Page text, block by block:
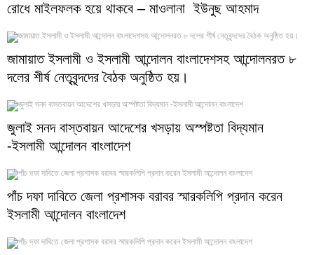
রোধে মাইলফলক হয়ে থাকবে – মাওলানা ইউনুছ আহমাদ
জামায়াত ইসলামী ও ইসলামী আন্দোলন বাংলাদেশসহ আন্দোলনরত ৮
দলের শীর্ষ নেতৃবৃন্দদের বৈঠক অনুষ্ঠিত হয়।
জুলাই সনদ বাস্তবায়ন আদেশের খসড়ায় অস্পষ্টতা বিদ্যমান
-ইসলামী আন্দোলন বাংলাদেশ
পাঁচ দফা দাবিতে জেলা প্রশাসক বরাবর স্মারকলিপি প্রদান করেন
ইসলামী আন্দোলন বাংলাদেশ